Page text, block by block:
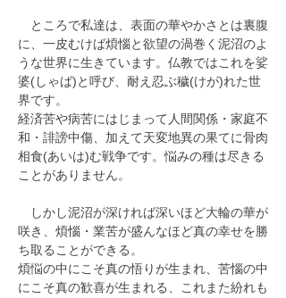
ところで私達は、表面の華やかさとは裏腹
に、一皮むけば煩惱と欲望の渦巻く泥沼のよ
うな世界に生きています。仏教ではこれを娑
婆(しゃば)と呼び、耐え忍ぶ穢(けが)れた世
界です。
経済苦や病苦にはじまって人間関係・家庭不
和・誹謗中傷、加えて天変地異の果てに骨肉
相食(あいは)む戦争です。悩みの種は尽きる
ことがありません。
しかし泥沼が深ければ深いほど大輪の華が
咲き、煩惱・業苦が盛んなほど真の幸せを勝
ち取ることができる。
煩悩の中にこそ真の悟りが生まれ、苦惱の中
にこそ真の歓喜が生まれる、これまた紛れも